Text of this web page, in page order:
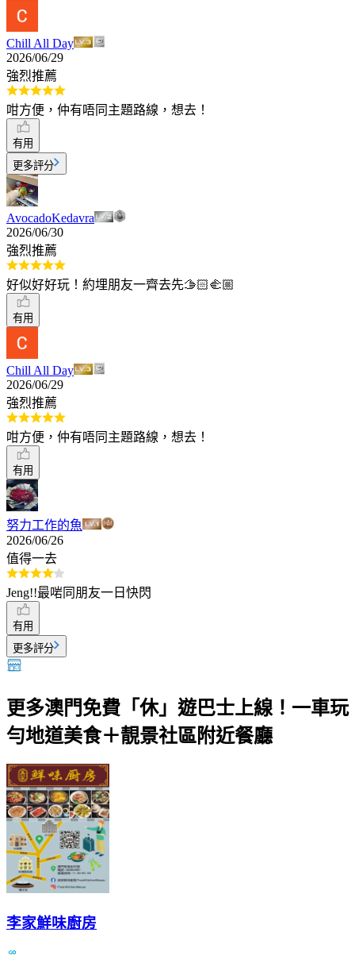
Chill All Day
2026/06/29
強烈推薦
咁方便，仲有唔同主題路線，想去！
有用
更多評分
AvocadoKedavra
2026/06/30
強烈推薦
好似好好玩！約埋朋友一齊去先🫱🏻‍🫲🏼
有用
Chill All Day
2026/06/29
強烈推薦
咁方便，仲有唔同主題路線，想去！
有用
努力工作的魚
2026/06/26
值得一去
Jeng!!最啱同朋友一日快閃
有用
更多評分
更多澳門免費「休」遊巴士上線！一車玩
勻地道美食＋靚景社區附近餐廳
李家鮮味廚房